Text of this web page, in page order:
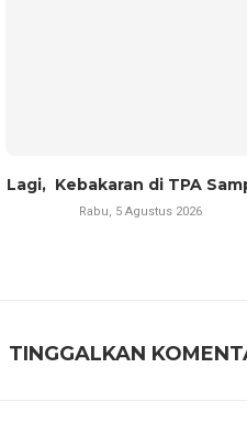
Lagi, Kebakaran di TPA
Rabu, 5 Agustus 2026
TINGGALKAN